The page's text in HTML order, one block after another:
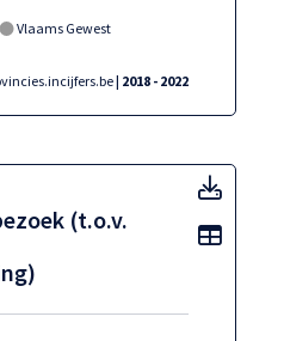
Vlaams Gewest
| 2018 - 2022
(t.o.v.
Geen
Toon